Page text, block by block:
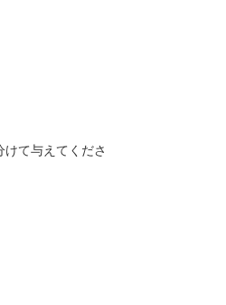
て与えてくださ